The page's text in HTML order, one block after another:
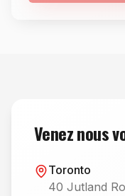
Venez nous
Toronto
40 Jutland